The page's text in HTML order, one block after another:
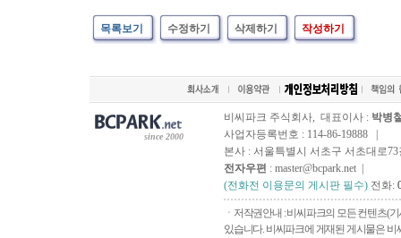
목록보기 수정하기 삭제하기 작성하기
since 2000
비씨파크 주식회사, 대표이사 : 박병
사업자등록번호 : 114-86-19888 |
본사 : 서울특별시 서초구 서초대로73
전자우편 : master@bcpark.net |
(전화전 이용문의 게시판 필수) 전화:
ㆍ저작권안내 : 비씨파크의 모든 컨텐츠(
있습니다. 비씨파크에 게재된 게시물은